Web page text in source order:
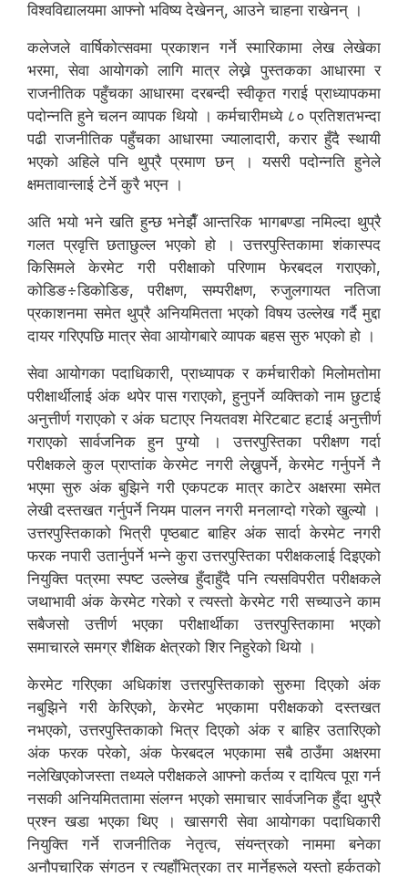
विश्वविद्यालयमा आफ्नो भविष्य देखेनन्, आउने चाहना राखेनन् ।
कलेजले वार्षिकोत्सवमा प्रकाशन गर्ने स्मारिकामा लेख लेखेका
भरमा, सेवा आयोगको लागि मात्र लेख्ने पुस्तकका आधारमा र
राजनीतिक पहुँचका आधारमा दरबन्दी स्वीकृत गराई प्राध्यापकमा
पदोन्नति हुने चलन व्यापक थियो । कर्मचारीमध्ये ८० प्रतिशतभन्दा
पढी राजनीतिक पहुँचका आधारमा ज्यालादारी, करार हुँदै स्थायी
भएको अहिले पनि थुप्रै प्रमाण छन् । यसरी पदोन्नति हुनेले
क्षमतावान्लाई टेर्ने कुरै भएन ।
अति भयो भने खति हुन्छ भनेझैँ आन्तरिक भागबण्डा नमिल्दा थुप्रै
गलत प्रवृत्ति छताछुल्ल भएको हो । उत्तरपुस्तिकामा शंकास्पद
किसिमले केरमेट गरी परीक्षाको परिणाम फेरबदल गराएको,
कोडिङ÷डिकोडिङ, परीक्षण, सम्परीक्षण, रुजुलगायत नतिजा
प्रकाशनमा समेत थुप्रै अनियमितता भएको विषय उल्लेख गर्दै मुद्दा
दायर गरिएपछि मात्र सेवा आयोगबारे व्यापक बहस सुरु भएको हो ।
सेवा आयोगका पदाधिकारी, प्राध्यापक र कर्मचारीको मिलोमतोमा
परीक्षार्थीलाई अंक थपेर पास गराएको, हुनुपर्ने व्यक्तिको नाम छुटाई
अनुत्तीर्ण गराएको र अंक घटाएर नियतवश मेरिटबाट हटाई अनुत्तीर्ण
गराएको सार्वजनिक हुन पुग्यो । उत्तरपुस्तिका परीक्षण गर्दा
परीक्षकले कुल प्राप्तांक केरमेट नगरी लेख्नुपर्ने, केरमेट गर्नुपर्ने नै
भएमा सुरु अंक बुझिने गरी एकपटक मात्र काटेर अक्षरमा समेत
लेखी दस्तखत गर्नुपर्ने नियम पालन नगरी मनलाग्दो गरेको खुल्यो ।
उत्तरपुस्तिकाको भित्री पृष्ठबाट बाहिर अंक सार्दा केरमेट नगरी
फरक नपारी उतार्नुपर्ने भन्ने कुरा उत्तरपुस्तिका परीक्षकलाई दिइएको
नियुक्ति पत्रमा स्पष्ट उल्लेख हुँदाहुँदै पनि त्यसविपरीत परीक्षकले
जथाभावी अंक केरमेट गरेको र त्यस्तो केरमेट गरी सच्याउने काम
सबैजसो उत्तीर्ण भएका परीक्षार्थीका उत्तरपुस्तिकामा भएको
समाचारले समग्र शैक्षिक क्षेत्रको शिर निहुरेको थियो ।
केरमेट गरिएका अधिकांश उत्तरपुस्तिकाको सुरुमा दिएको अंक
नबुझिने गरी केरिएको, केरमेट भएकामा परीक्षकको दस्तखत
नभएको, उत्तरपुस्तिकाको भित्र दिएको अंक र बाहिर उतारिएको
अंक फरक परेको, अंक फेरबदल भएकामा सबै ठाउँमा अक्षरमा
नलेखिएकोजस्ता तथ्यले परीक्षकले आफ्नो कर्तव्य र दायित्व पूरा गर्न
नसकी अनियमिततामा संलग्न भएको समाचार सार्वजनिक हुँदा थुप्रै
प्रश्न खडा भएका थिए । खासगरी सेवा आयोगका पदाधिकारी
नियुक्ति गर्ने राजनीतिक नेतृत्व, संयन्त्रको नाममा बनेका
अनौपचारिक संगठन र त्यहाँभित्रका तर मार्नेहरूले यस्तो हर्कतको